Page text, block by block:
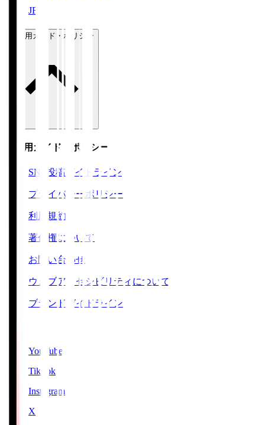
JFA
ご利用ガイド・ポリシー
ご利用ガイド・ポリシー
SNS投稿ガイドライン
プライバシーポリシー
利用規約
著作権について
お問い合わせ
ウェブアクセシビリティについて
ブランドガイドライン
YouTube
TikTok
Instagram
X